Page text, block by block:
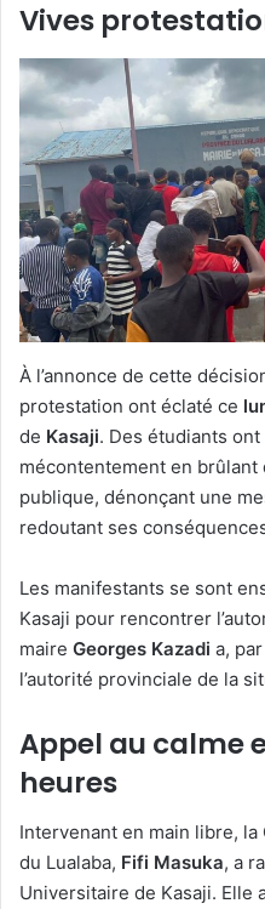
Vives
À l’annonce de cette
protestation ont éclaté ce
de Kasaji. Des étudiants
mécontentement en brûlant
publique, dénonçant une
redoutant ses
Les manifestants se sont
Kasaji pour rencontrer
maire Georges Kazadi a,
l’autorité provinciale de la
Appel au calme
heures
Intervenant en main libre,
du Lualaba, Fifi Masuka, a
Universitaire de Kasaji. Elle